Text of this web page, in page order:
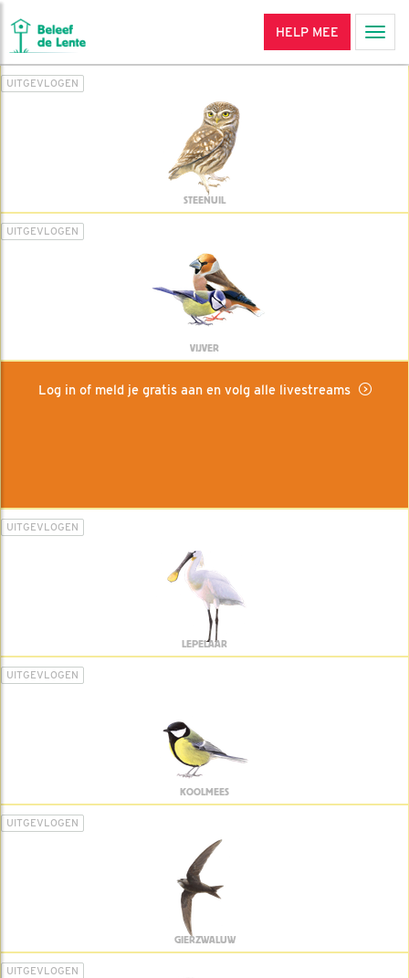
HELP MEE
UITGEVLOGEN
STEENUIL
UITGEVLOGEN
VIJVER
Log in of meld je gratis aan en volg alle livestreams
UITGEVLOGEN
LEPELAAR
UITGEVLOGEN
KOOLMEES
UITGEVLOGEN
GIERZWALUW
UITGEVLOGEN